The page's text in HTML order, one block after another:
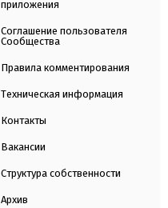
приложения
Соглашение пользователя
Сообщества
Правила комментирования
Техническая информация
Контакты
Вакансии
Структура собственности
Архив